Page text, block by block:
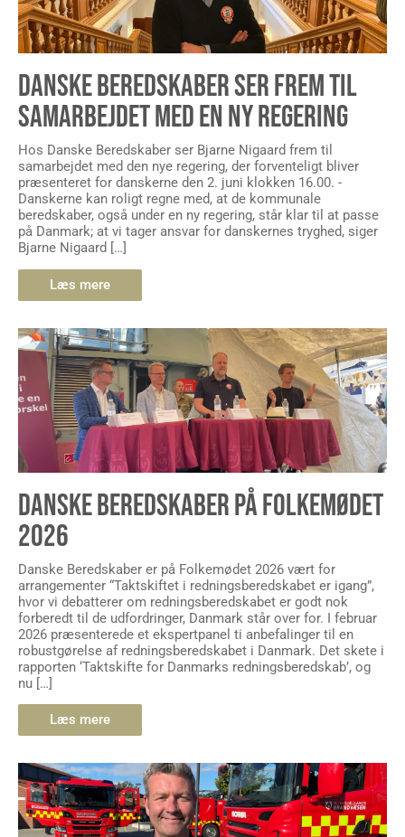
DANSKE BEREDSKABER SER FREM TIL
SAMARBEJDET MED EN NY REGERING
Hos Danske Beredskaber ser Bjarne Nigaard frem til
samarbejdet med den nye regering, der forventeligt bliver
præsenteret for danskerne den 2. juni klokken 16.00. -
Danskerne kan roligt regne med, at de kommunale
beredskaber, også under en ny regering, står klar til at passe
på Danmark; at vi tager ansvar for danskernes tryghed, siger
Bjarne Nigaard […]
Læs mere
DANSKE BEREDSKABER PÅ FOLKEMØDET
2026
Danske Beredskaber er på Folkemødet 2026 vært for
arrangementer “Taktskiftet i redningsberedskabet er igang”,
hvor vi debatterer om redningsberedskabet er godt nok
forberedt til de udfordringer, Danmark står over for. I februar
2026 præsenterede et ekspertpanel ti anbefalinger til en
robustgørelse af redningsberedskabet i Danmark. Det skete i
rapporten ‘Taktskifte for Danmarks redningsberedskab’, og
nu […]
Læs mere